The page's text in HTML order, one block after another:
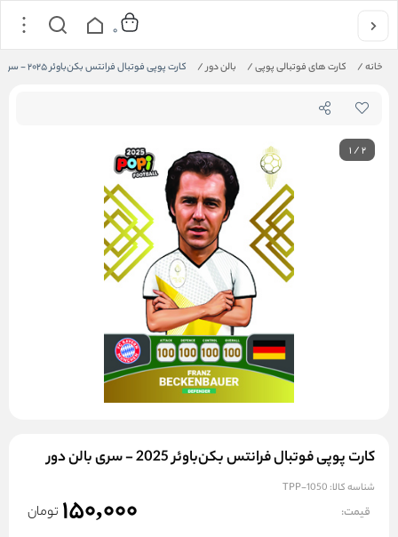
خانه/ کارت های فوتبالی پوپی/ بالن دور/ کارت پوپی فوتبال فرانتس بکن‌باوئر 2025 - سری بالن دور
0
1/2
کارت پوپی فوتبال فرانتس بکن‌باوئر 2025 - سری بالن دور
شناسه کالا: TPP-1050
قیمت: 150,000 تومان